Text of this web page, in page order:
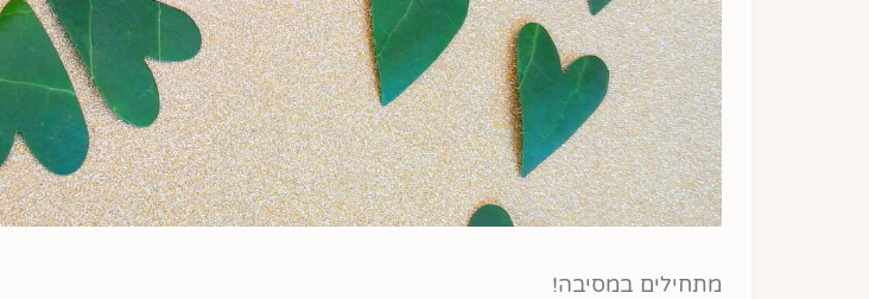
מתחילים במסיבה!